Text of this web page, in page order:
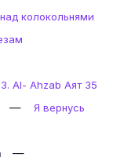
колокольнями
Al- Ahzab Аят 35
—
Я вернусь
—